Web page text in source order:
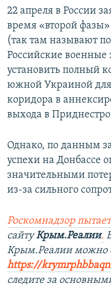
22 апреля в России
время «второй
(так там называют
Российские
установить полный
южной Украиной для
коридора в
выхода в
Однако, по данным
успехи на Донбассе
значительными
из-за сильного
Роскомнадзор
сайтуКрым.Реалии.
Крым.Реалии можно
https://
следите за